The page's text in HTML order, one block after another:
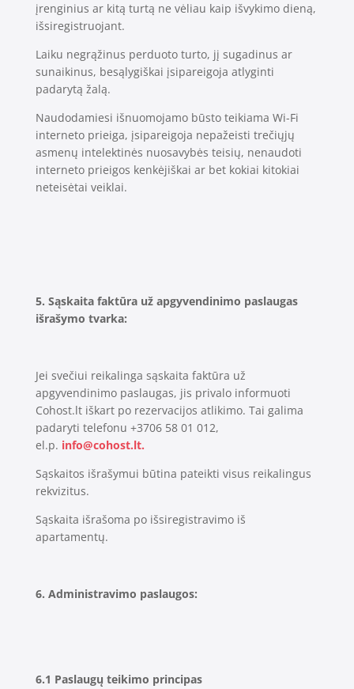
įrenginius ar kitą turtą ne vėliau kaip išvykimo dieną,
išsiregistruojant.
Laiku negrąžinus perduoto turto, jį sugadinus ar
sunaikinus, besąlygiškai įsipareigoja atlyginti
padarytą žalą.
Naudodamiesi išnuomojamo būsto teikiama Wi-Fi
interneto prieiga, įsipareigoja nepažeisti trečiųjų
asmenų intelektinės nuosavybės teisių, nenaudoti
interneto prieigos kenkėjiškai ar bet kokiai kitokiai
neteisėtai veiklai.
5. Sąskaita faktūra už apgyvendinimo paslaugas
išrašymo tvarka:
Jei svečiui reikalinga sąskaita faktūra už
apgyvendinimo paslaugas, jis privalo informuoti
Cohost.lt iškart po rezervacijos atlikimo. Tai galima
padaryti telefonu +3706 58 01 012,
el.p. info@cohost.lt.
Sąskaitos išrašymui būtina pateikti visus reikalingus
rekvizitus.
Sąskaita išrašoma po išsiregistravimo iš
apartamentų.
6. Administravimo paslaugos:
6.1 Paslaugų teikimo principas